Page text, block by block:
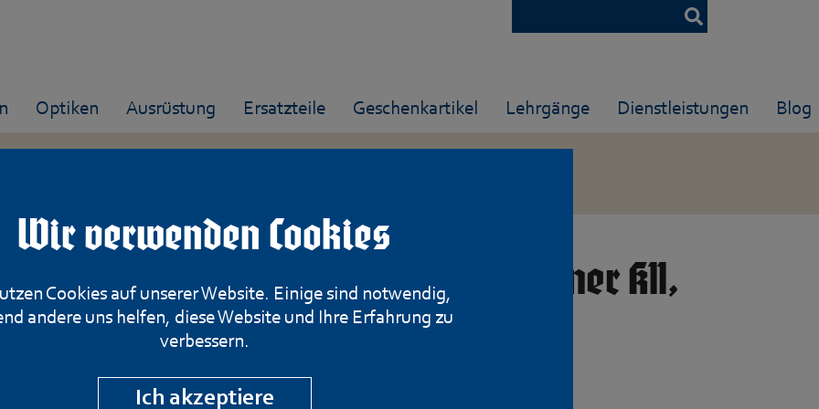
Wir verwenden Cookies
Cookies auf unserer Website. Einige sind notwendig,
andere uns helfen, diese Website und Ihre Erfahrung zu
verbessern.
Ich akzeptiere
Optiken Ausrüstung Ersatzteile Geschenkartikel Lehrgänge Dienstleistungen Blog
Waffenfabrik Bern, Karabiner K11,
Kal. 7,5x55
Artikelnummer: 261-060523